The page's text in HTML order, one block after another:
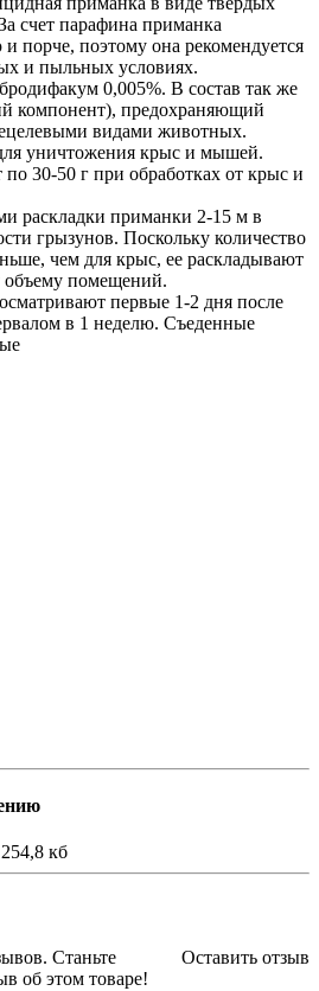
счет парафина приманка
порче, поэтому она рекомендуется
и пыльных условиях.
0,005%. В состав так же
компонент), предохраняющий
видами животных.
уничтожения крыс и мышей.
30-50 г при обработках от крыс и
раскладки приманки 2-15 м в
грызунов. Поскольку количество
чем для крыс, ее раскладывают
объему помещений.
первые 1-2 дня после
в 1 неделю. Съеденные
254,8 кб
Оставить отзыв
Станьте
об этом товаре!